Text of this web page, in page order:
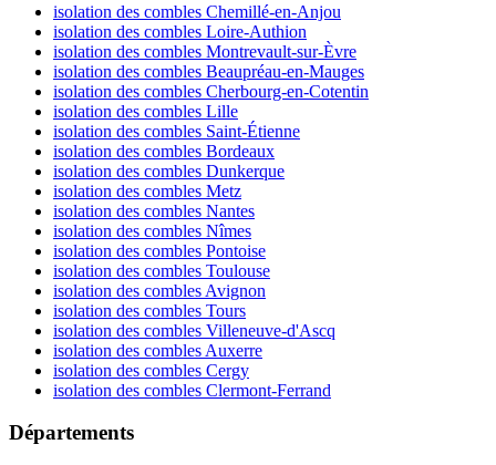
isolation des combles Chemillé-en-Anjou
isolation des combles Loire-Authion
isolation des combles Montrevault-sur-Èvre
isolation des combles Beaupréau-en-Mauges
isolation des combles Cherbourg-en-Cotentin
isolation des combles Lille
isolation des combles Saint-Étienne
isolation des combles Bordeaux
isolation des combles Dunkerque
isolation des combles Metz
isolation des combles Nantes
isolation des combles Nîmes
isolation des combles Pontoise
isolation des combles Toulouse
isolation des combles Avignon
isolation des combles Tours
isolation des combles Villeneuve-d'Ascq
isolation des combles Auxerre
isolation des combles Cergy
isolation des combles Clermont-Ferrand
Départements